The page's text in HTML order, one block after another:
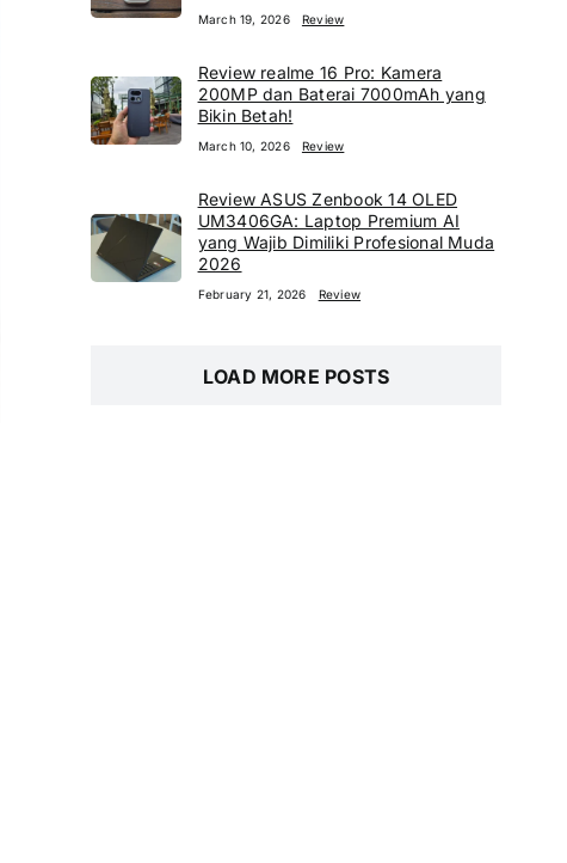
March 19, 2026 Review
Review realme 16 Pro: Kamera
200MP dan Baterai 7000mAh yang
Bikin Betah!
March 10, 2026 Review
Review ASUS Zenbook 14 OLED
UM3406GA: Laptop Premium AI
yang Wajib Dimiliki Profesional Muda
2026
February 21, 2026 Review
LOAD MORE POSTS